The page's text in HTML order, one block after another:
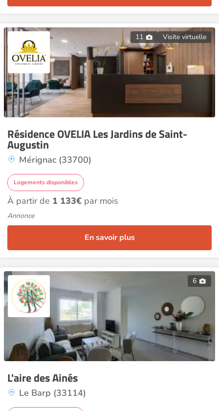
11 Visite virtuelle
Résidence OVELIA Les Jardins de Saint-
Augustin
Mérignac (33700)
Logements disponibles
À partir de 1 133€ par mois
Annonce
En savoir plus
6
L'aire des Ainés
Le Barp (33114)